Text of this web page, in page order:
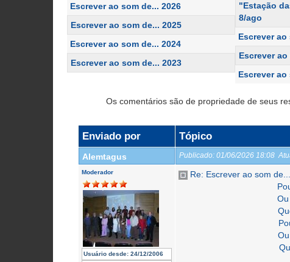
Escrever ao som de... 2026
Escrever ao som de... 2025
Escrever ao som de... 2024
Escrever ao som de... 2023
"Estação
8/ago
Escrever ao
Escrever
Escrever ao
Os comentários são de propriedade de seus
Enviado por Tópico
Alemtagus Publicado: 01/06/2026 18:08
Moderador
Usuário desde: 24/12/2006
Re: Escrever ao som